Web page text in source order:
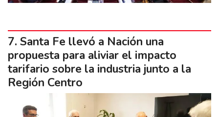
Santa Fe llevó a Nación una
propuesta para aliviar el impacto
tarifario sobre la industria junto a la
Región Centro